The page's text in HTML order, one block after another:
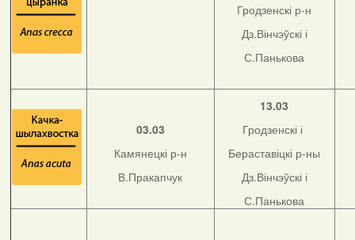
Гродзенскі р-н
Дз.Вінчэўскі і
С.Панькова
03.03
Камянецкі р-н
В.Пракапчук
13.03
Гродзенскі і
Бераставіцкі р-ны
Дз.Вінчэўскі і
С.Панькова